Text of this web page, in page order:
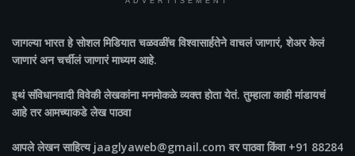
जागल्या भारतहे सोशल मिडियात चळवळींच विश्वासार्हतेने वाचलं जाणारं, शेअर केलं
जाणारं अन चर्चीलं जाणारं माध्यम आहे.
इथं संविधानवादी विवेकी लेखकांना मनमोकळे व्यक्त होता येतं. तुम्हाला काही मांडायचं
आहे तर आमच्याकडे लेख पाठवा
आपले लेखन साहित्य jaaglyaweb@gmail.com वर पाठवा किंवा +91 88284